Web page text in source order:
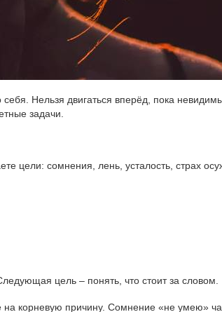
Нельзя двигаться вперёд, пока
задачи.
цели: сомнения, лень, усталость, страх
цель – понять, что стоит за словом.
корневую причину. Сомнение «не умею»